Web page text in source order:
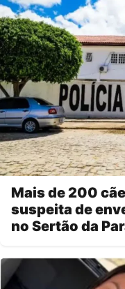
Mais de 200
suspeita de
no Sertão da